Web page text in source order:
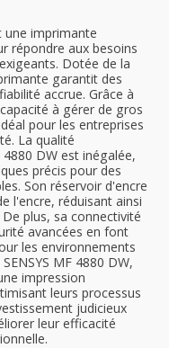
une imprimante
répondre aux besoins
Dotée de la
garantit des
accrue. Grâce à
à gérer de gros
pour les entreprises
La qualité
4880 DW est inégalée,
précis pour des
Son réservoir d'encre
l'encre, réduisant ainsi
plus, sa connectivité
avancées en font
les environnements
MF 4880 DW,
impression
leurs processus
judicieux
leur efficacité